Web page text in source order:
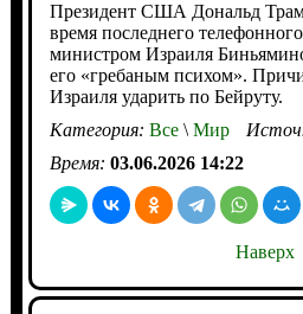
Президент США Дональд
время последнего
министром Израиля
его «гребаным психом».
Израиля ударить по Бейруту.
Категория: Все\Мир
Время: 03.06.2026 14:22
Наверх